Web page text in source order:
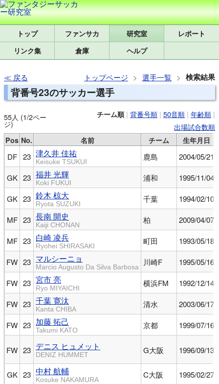
トップ 研究室
レポート
リンク集
倉庫 ヘルプ
戻る トップページ 選手一覧 検索結果
背番号23のサッカー選手
55人 (1/2ペー
ジ)
チーム順| 背番号順 | 50音順 | 年齢順 |
出場試合数順
Pos No. 名前 チーム 生年月日
DF 23 津久井 佳祐
Keisuke TSUKUI 鹿島 2004/05/21
GK 23 福井 光輝
Koki FUKUI 浦和 1995/11/04
GK 23 鈴木 椋大
Ryota SUZUKI 千葉 1994/02/10
MF 23 長南 開史
Kaiji CHONAN 柏 2009/04/07
MF 23 白崎 凌兵
Ryohei SHIRASAKI 町田 1993/05/18
FW 23 マルシーニョ
Marcio Augusto Da Silva Barbosa 川崎F 1995/05/16
FW 23 宮市 亮
Ryo MIYAICHI 横浜FM 1992/12/14
FW 23 千葉 寛汰
Kanta CHIBA 清水 2003/06/17
FW 23 加藤 拓己
Takumi KATO 京都 1999/07/16
FW 23 デニス ヒュメット
DENIZ HUMMET G大阪 1996/09/13
GK 23 中村 航輔
Kosuke NAKAMURA C大阪 1995/02/27